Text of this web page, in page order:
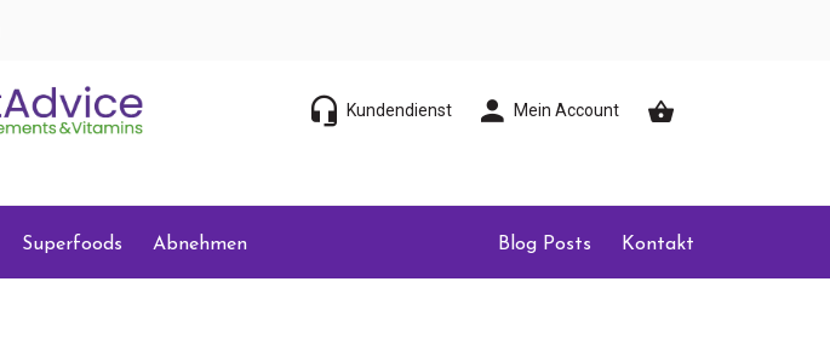
Kundendienst Mein Account
Superfoods Abnehmen Blog Posts Kontakt